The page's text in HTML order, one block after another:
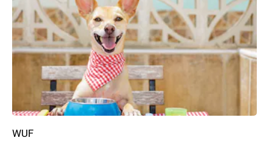
WUF